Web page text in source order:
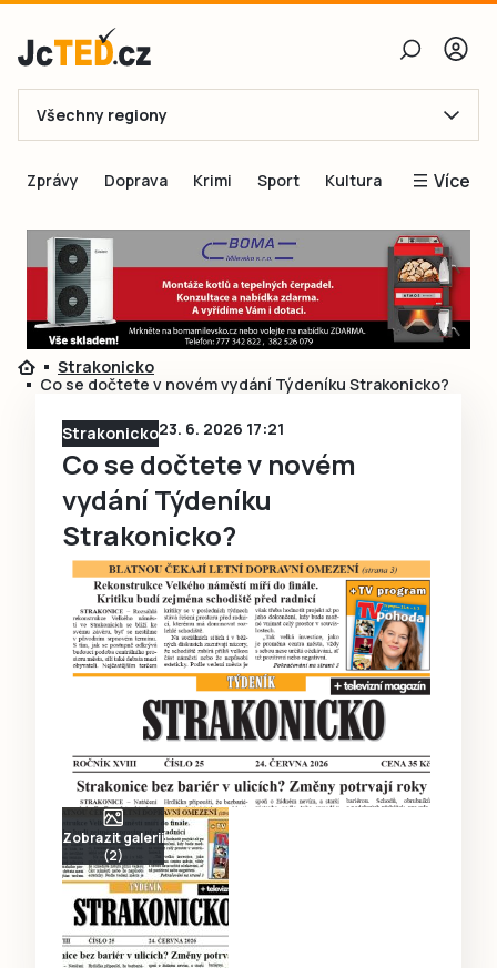
E-mail
Obnovit heslo
Přihlásit se
Přihlásit se přes Facebook
Ještě nemám účet, chci se
Všechny regiony
Zprávy Doprava Krimi Sport Kultura Více
Blogy
Inspirace
Čtenáři píší
Speciální přílohy
Strakonicko
Co se dočtete v novém vydání Týdeníku Strakonicko?
Strakonicko23. 6. 2026 17:21
Co se dočtete v novém
vydání Týdeníku
Strakonicko?
Zobrazit galerii
(2)